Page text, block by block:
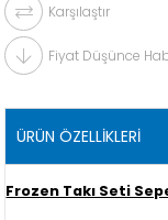
Karşılaştır
Fiyat Düşünce
ÜRÜN ÖZELLIKLERI
Frozen Takı Seti